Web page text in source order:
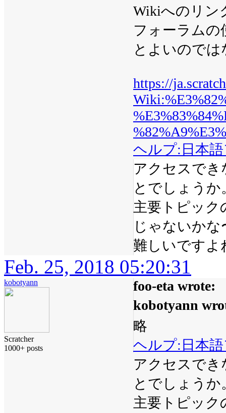
Wikiへのリン
フォーラムの
とよいので
https://
ヘルプ:日本
アクセスで
とでしょうか
主要トピック
じゃないか
難しいですよ
Feb. 25, 2018 05:20:31
kobotyann
Scratcher
1000+ posts
foo-eta wrote:
kobotyann
略
ヘルプ:日本
アクセスで
とでしょうか
主要トピック